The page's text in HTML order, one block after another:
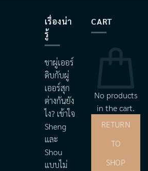
เรื่องน่า
รู้
ชาผู่เออร์
ดิบกับผู่
เออร์สุก
ต่างกันยัง
ไง? เข้าใจ
Sheng
และ
Shou
แบบไม่
CART
No products
in the cart.
RETURN
TO
SHOP